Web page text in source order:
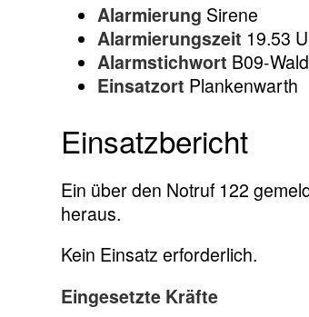
Alarmierung Sirene
Alarmierungszeit 19.53
Alarmstichwort B09-
Einsatzort Plankenwarth
Einsatzbericht
Ein über den Notruf 122
heraus.
Kein Einsatz erforderlich.
Eingesetzte Kräfte